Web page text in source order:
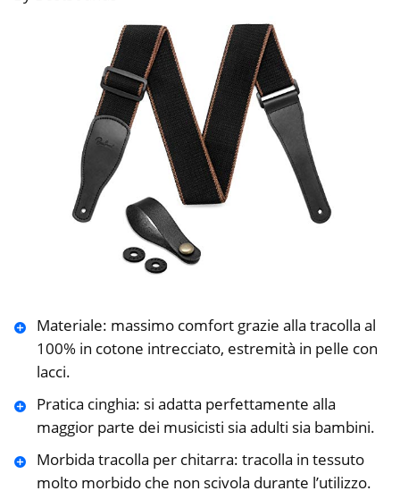
Materiale: massimo comfort grazie alla tracolla al
100% in cotone intrecciato, estremità in pelle con
lacci.
Pratica cinghia: si adatta perfettamente alla
maggior parte dei musicisti sia adulti sia bambini.
Morbida tracolla per chitarra: tracolla in tessuto
molto morbido che non scivola durante l’utilizzo.